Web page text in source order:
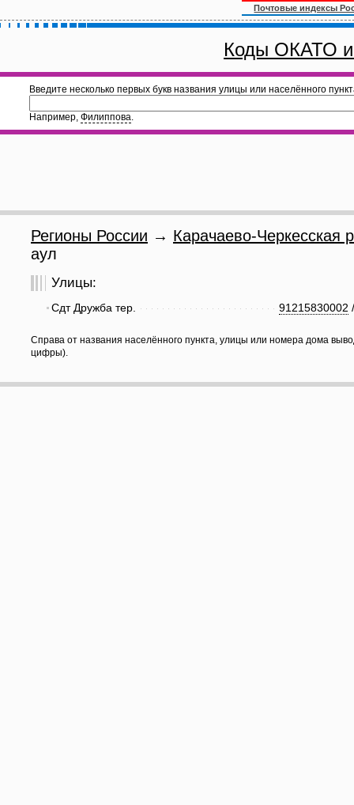
Почтовые индексы
Коды ОКАТО
Введите несколько первых букв названия улицы или населённого
Например, Филиппова.
Регионы России → Карачаево-Черкесская
аул
Улицы:
91215830002
Сдт Дружба тер.
Справа от названия населённого пункта, улицы или номера дома
цифры).